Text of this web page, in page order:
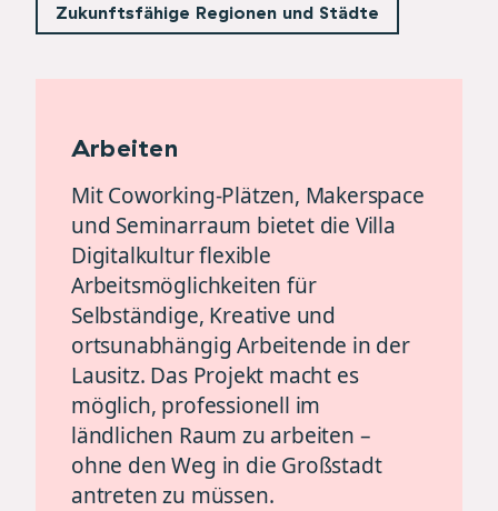
Zukunftsfähige Regionen und Städte
Arbeiten
Mit Coworking-Plätzen, Makerspace
und Seminarraum bietet die Villa
Digitalkultur flexible
Arbeitsmöglichkeiten für
Selbständige, Kreative und
ortsunabhängig Arbeitende in der
Lausitz. Das Projekt macht es
möglich, professionell im
ländlichen Raum zu arbeiten –
ohne den Weg in die Großstadt
antreten zu müssen.